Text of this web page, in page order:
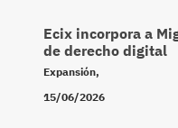
Ecix incorpora a
de derecho digital
Expansión,
15/06/2026